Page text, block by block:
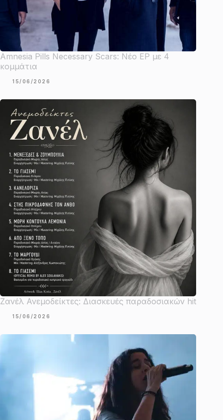
Amnesia Pills Necessary Scars: Νέο EP με 4
κομμάτια
15/06/2026
Ζανέλ Ανεμοδείκτες: Διασκευές παραδοσιακών hit
15/06/2026